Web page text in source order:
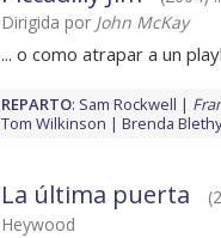
Dirigida por John McKay
... o como atrapar a un
REPARTO: Sam Rockwell
Tom Wilkinson
Brenda
La última puerta
Heywood